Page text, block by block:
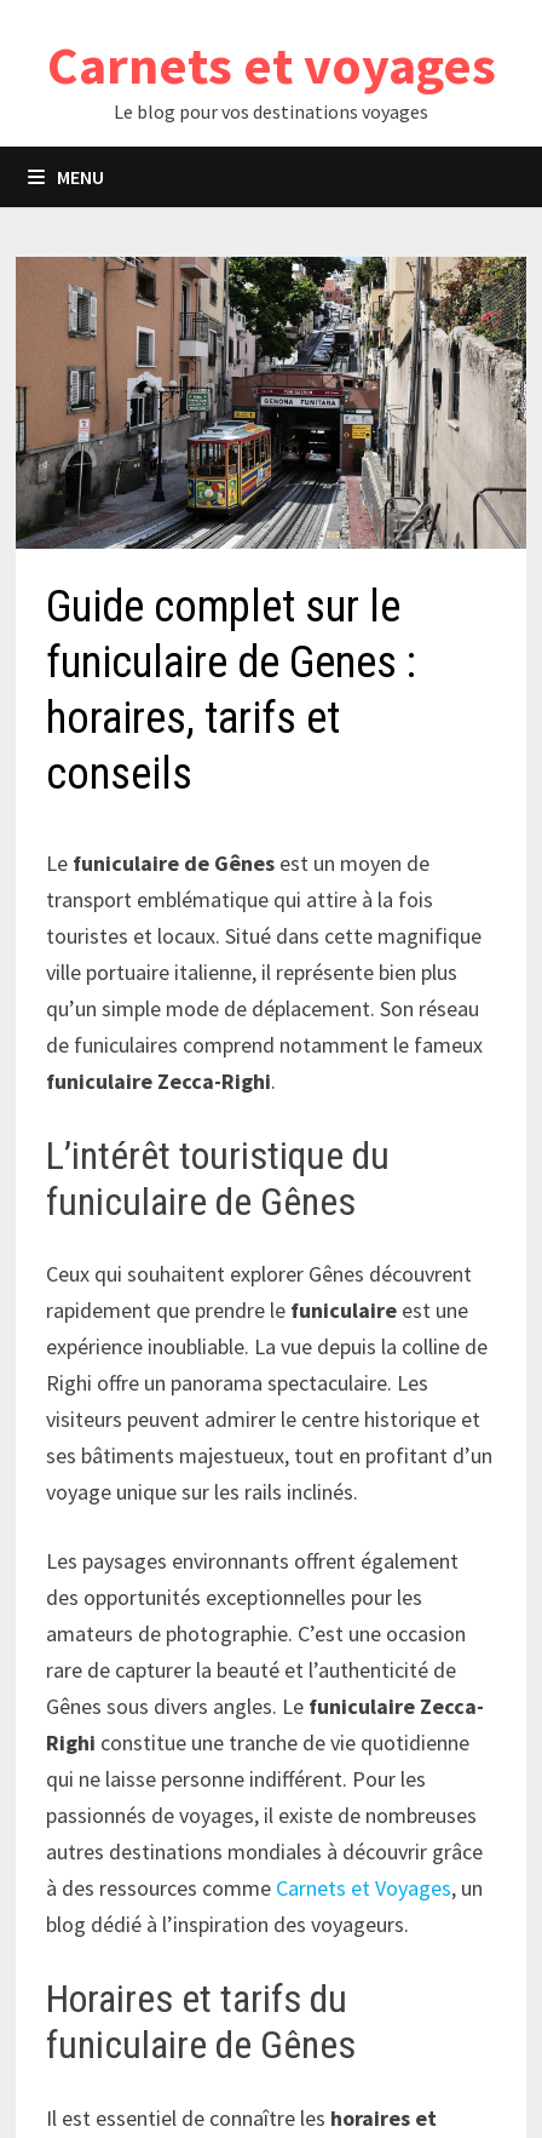
contenuCarnets et voyages
Le blog pour vos destinations voyages
MENU
Guide complet sur le
funiculaire de Genes :
horaires, tarifs et
conseils
Le funiculaire de Gênes est un moyen de
transport emblématique qui attire à la fois
touristes et locaux. Situé dans cette magnifique
ville portuaire italienne, il représente bien plus
qu’un simple mode de déplacement. Son réseau
de funiculaires comprend notamment le fameux
funiculaire Zecca-Righi.
L’intérêt touristique du
funiculaire de Gênes
Ceux qui souhaitent explorer Gênes découvrent
rapidement que prendre le funiculaire est une
expérience inoubliable. La vue depuis la colline de
Righi offre un panorama spectaculaire. Les
visiteurs peuvent admirer le centre historique et
ses bâtiments majestueux, tout en profitant d’un
voyage unique sur les rails inclinés.
Les paysages environnants offrent également
des opportunités exceptionnelles pour les
amateurs de photographie. C’est une occasion
rare de capturer la beauté et l’authenticité de
Gênes sous divers angles. Le funiculaire Zecca-
Righi constitue une tranche de vie quotidienne
qui ne laisse personne indifférent. Pour les
passionnés de voyages, il existe de nombreuses
autres destinations mondiales à découvrir grâce
à des ressources comme Carnets et Voyages, un
blog dédié à l’inspiration des voyageurs.
Horaires et tarifs du
funiculaire de Gênes
Il est essentiel de connaître les horaires et